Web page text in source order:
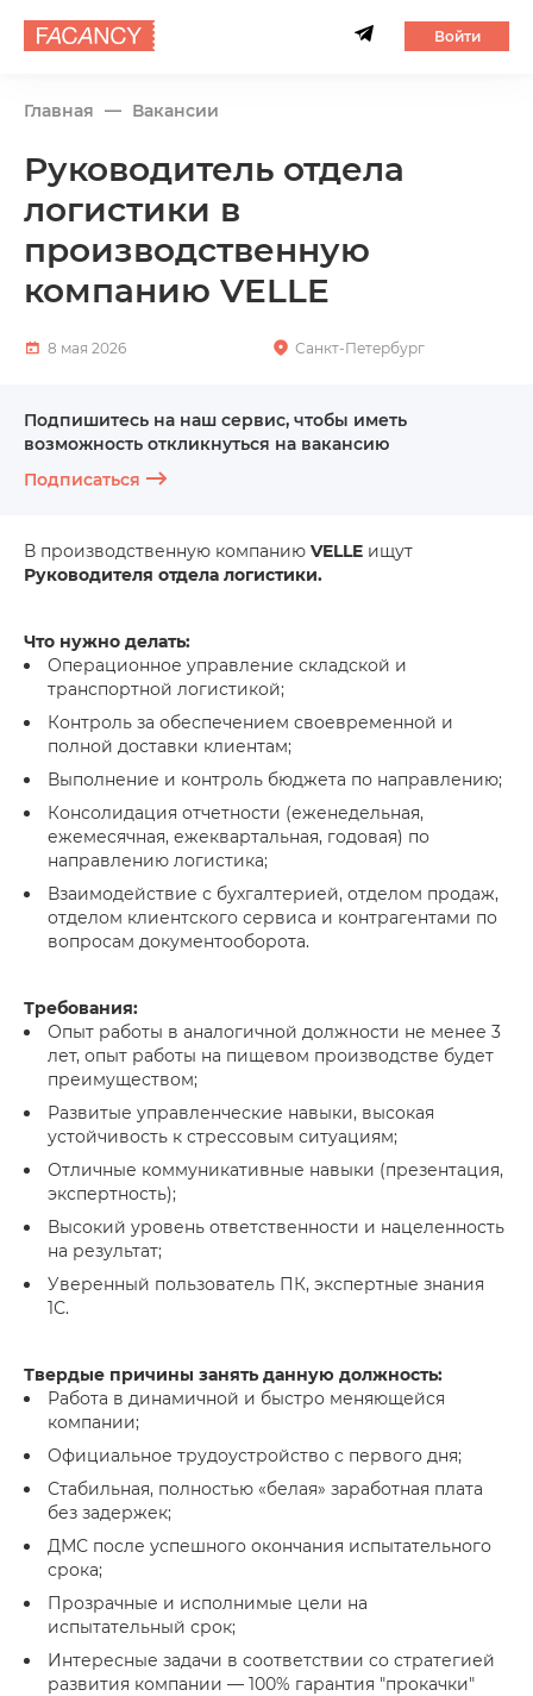
Войти
Главная Вакансии
Руководитель отдела
логистики в
производственную
компанию VELLE
8 мая 2026 Санкт-Петербург
Подпишитесь на наш сервис, чтобы иметь
возможность откликнуться на вакансию
Подписаться
В производственную компанию VELLE ищут
Руководителя отдела логистики.
Что нужно делать:
Операционное управление складской и
транспортной логистикой;
Контроль за обеспечением своевременной и
полной доставки клиентам;
Выполнение и контроль бюджета по направлению;
Консолидация отчетности (еженедельная,
ежемесячная, ежеквартальная, годовая) по
направлению логистика;
Взаимодействие с бухгалтерией, отделом продаж,
отделом клиентского сервиса и контрагентами по
вопросам документооборота.
Требования:
Опыт работы в аналогичной должности не менее 3
лет, опыт работы на пищевом производстве будет
преимуществом;
Развитые управленческие навыки, высокая
устойчивость к стрессовым ситуациям;
Отличные коммуникативные навыки (презентация,
экспертность);
Высокий уровень ответственности и нацеленность
на результат;
Уверенный пользователь ПК, экспертные знания
1С.
Твердые причины занять данную должность:
Работа в динамичной и быстро меняющейся
компании;
Официальное трудоустройство с первого дня;
Стабильная, полностью «белая» заработная плата
без задержек;
ДМС после успешного окончания испытательного
срока;
Прозрачные и исполнимые цели на
испытательный срок;
Интересные задачи в соответствии со стратегией
развития компании — 100% гарантия "прокачки"